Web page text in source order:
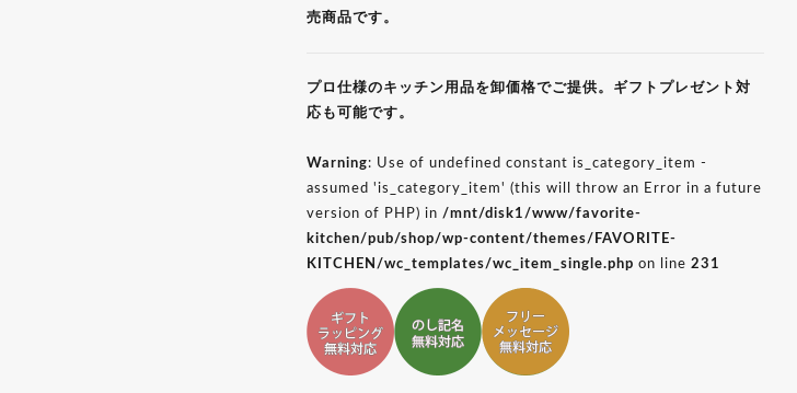
売商品です。
プロ仕様のキッチン用品を卸価格でご提供。ギフトプレゼント対
応も可能です。
Warning: Use of undefined constant is_category_item -
assumed 'is_category_item' (this will throw an Error in a future
version of PHP) in /mnt/disk1/www/favorite-
kitchen/pub/shop/wp-content/themes/FAVORITE-
KITCHEN/wc_templates/wc_item_single.php on line 231
ギフトラッピング対応ギフトのし記名対応